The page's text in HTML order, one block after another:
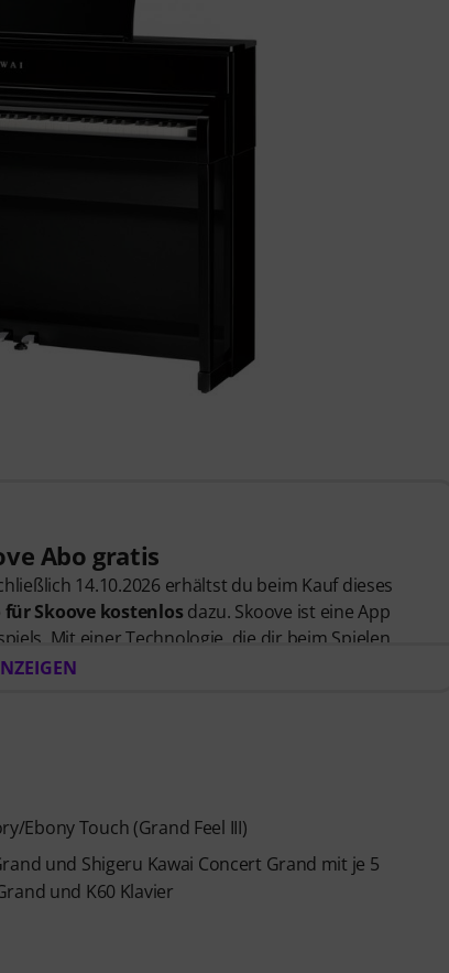
Abo gratis
14.10.2026 erhältst du beim Kauf dieses
Skoove kostenlos dazu. Skoove ist eine App
Mit einer Technologie, die dir beim Spielen
von erfahrenen Klavierlehrer*innen erstellt
Ebony Touch (Grand Feel III)
und Shigeru Kawai Concert Grand mit je 5
und K60 Klavier